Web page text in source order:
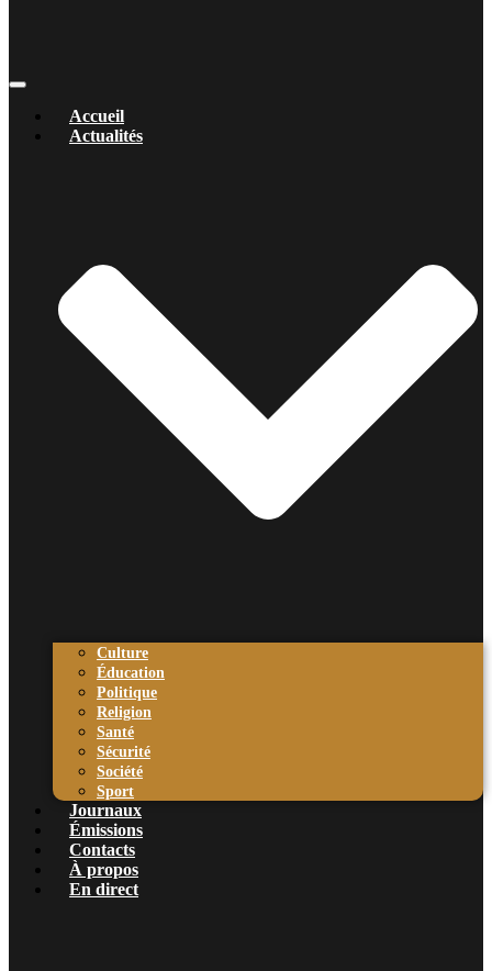
Accueil
Actualités
Culture
Éducation
Politique
Religion
Santé
Sécurité
Société
Sport
Journaux
Émissions
Contacts
À propos
En direct